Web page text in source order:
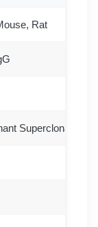
Rat
Superclonal